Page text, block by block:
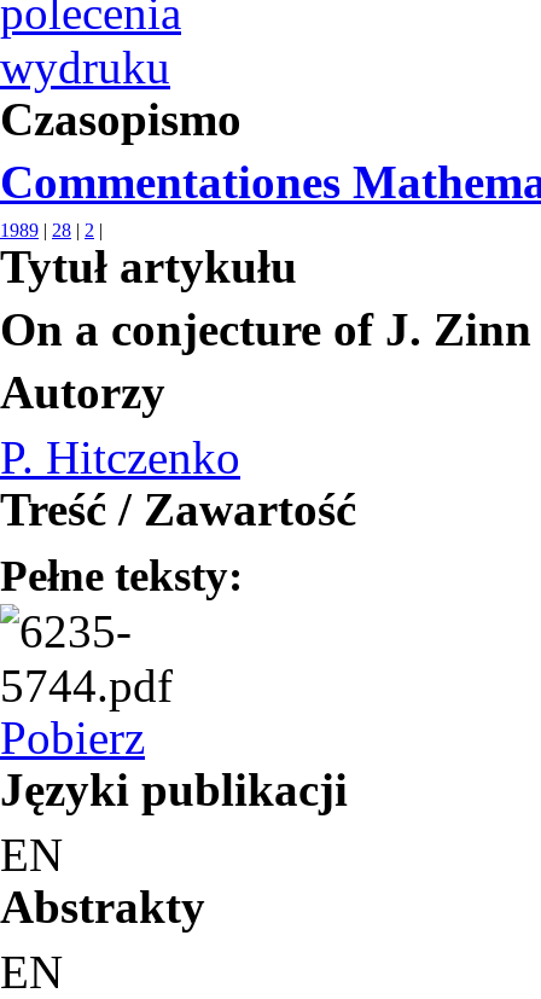
Czasopismo
Commentationes
1989 | 28 | 2 |
Tytuł artykułu
On a conjecture of J. Zinn
Autorzy
P. Hitczenko
Treść / Zawartość
Pełne teksty:
Pobierz
Języki publikacji
EN
Abstrakty
EN